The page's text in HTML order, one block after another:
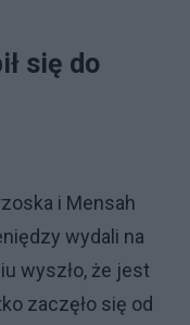
się do
i Mensah
wydali na
wyszło, że jest
zaczęło się od